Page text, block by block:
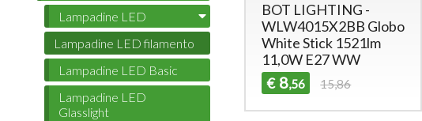
BOT LIGHTING -
WLW4015X2BB Globo
White Stick 1521lm
11,0W E27 WW
€ 8,56 15,86
Lampadine LED
Lampadine LED filamento
Lampadine LED Basic
Lampadine LED
Glasslight